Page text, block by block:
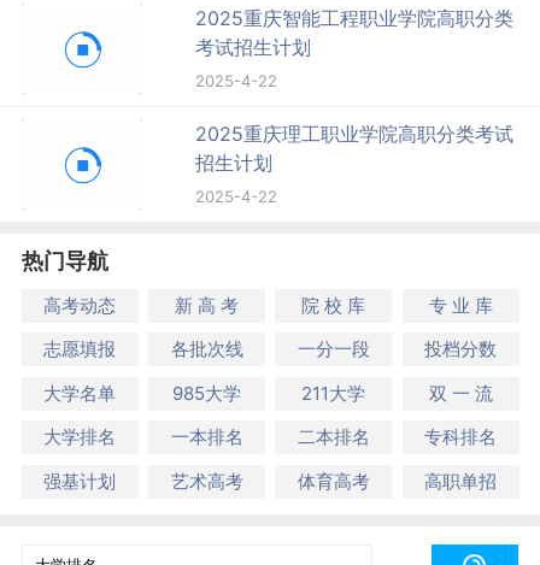
2025重庆智能工程职业学院高职分类
考试招生计划
2025-4-22
2025重庆理工职业学院高职分类考试
招生计划
2025-4-22
热门导航
高考动态 新 高 考 院 校 库
专 业 库
志愿填报
各批次线 一分一段
投档分数
大学名单
985大学 211大学
双 一 流
大学排名
一本排名 二本排名
专科排名
强基计划
艺术高考 体育高考 高职单招